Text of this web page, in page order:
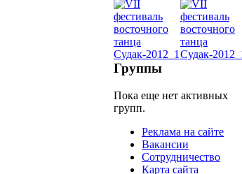
Группы
Пока еще нет активных
групп.
Реклама на сайте
Вакансии
Сотрудничество
Карта сайта